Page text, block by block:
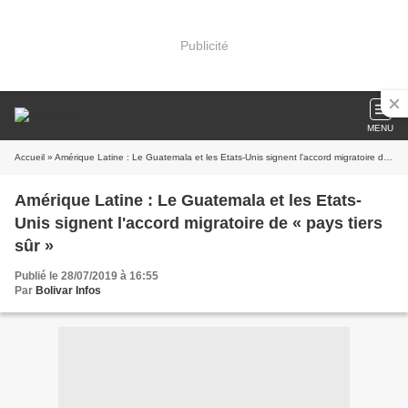
Publicité
MENU
Accueil » Amérique Latine : Le Guatemala et les Etats-Unis signent l'accord migratoire de « pays tiers sûr »
Amérique Latine : Le Guatemala et les Etats-
Unis signent l'accord migratoire de « pays tiers
sûr »
Publié le 28/07/2019 à 16:55
Par Bolivar Infos